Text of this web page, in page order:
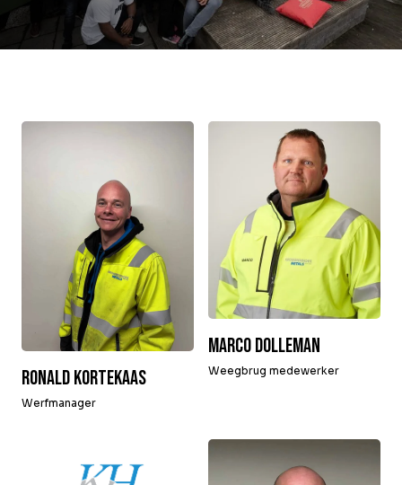
Katalysator recycling
Werken bij
Direct inleveren Ophaalservice
Ronald Kortekaas
Werfmanager
Marco Dolleman
Weegbrug medewerker